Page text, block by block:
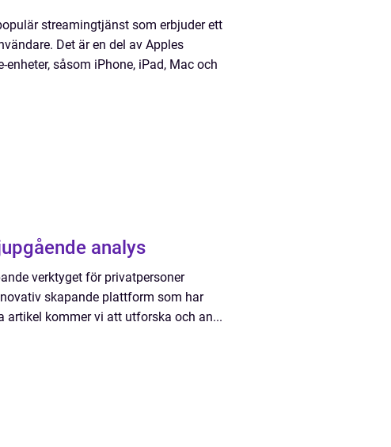
streamingtjänst som erbjuder ett
Det är en del av Apples
såsom iPhone, iPad, Mac och
analys
verktyget för privatpersoner
skapande plattform som har
artikel kommer vi att utforska och an...